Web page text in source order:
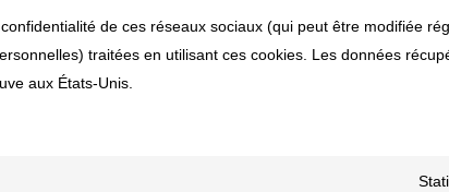
de ces réseaux sociaux (qui peut être modifiée
traitées en utilisant ces cookies. Les données
aux États-Unis.